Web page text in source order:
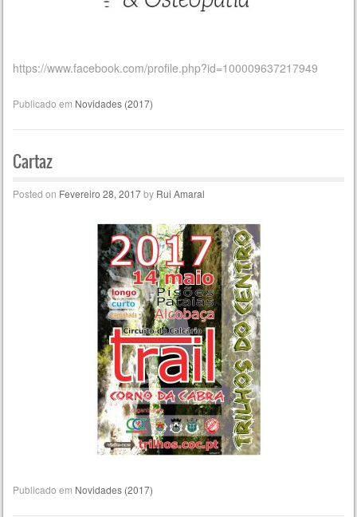
https://www.facebook.com/profile.php?id=100009637217949
Publicado em Novidades (2017)
Cartaz
Posted on Fevereiro 28, 2017by Rui Amaral
Publicado em Novidades (2017)